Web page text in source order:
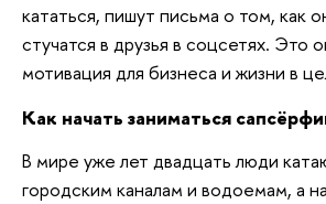
кататься, пишут письма о том, как
стучатся в друзья в соцсетях. Это
мотивация для бизнеса и жизни в
Как начать заниматься
В мире уже лет двадцать люди
городским каналам и водоемам, а